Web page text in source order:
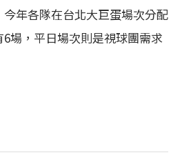
年各隊在台北大巨蛋場次分配
場，平日場次則是視球團需求